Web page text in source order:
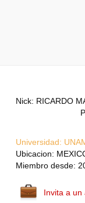
Nick: RICARDO
Universidad:
Ubicacion:
Miembro desde:
Invita a un